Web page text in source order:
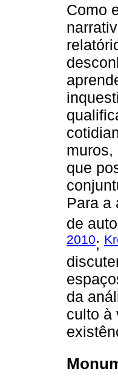
Como
muros,
que
Para a
de
2010;
da
culto à